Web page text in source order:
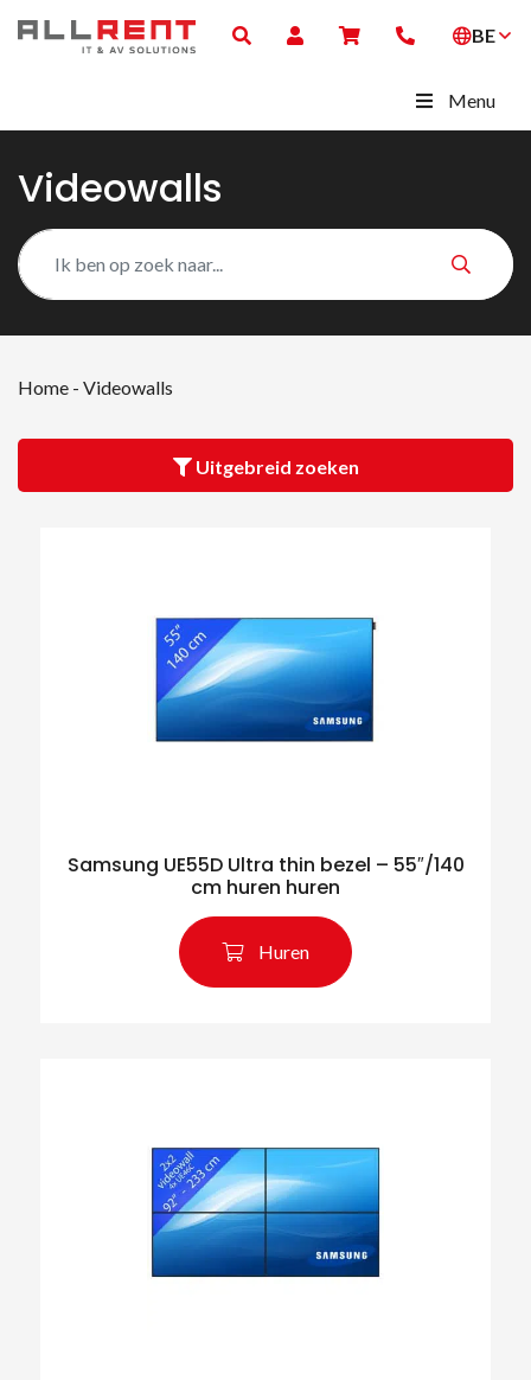
BE
Menu
Videowalls
Home - Videowalls
Uitgebreid zoeken
Samsung UE55D Ultra thin bezel – 55″/140
cm huren huren
Huren